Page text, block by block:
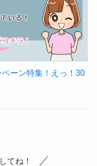
ーン特集！えっ！30
てね！